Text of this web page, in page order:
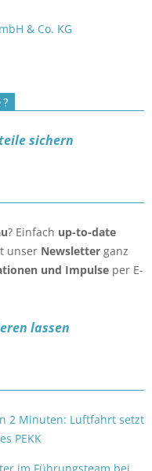
& Co. KG
?
sichern
? Einfach up-to-date
unser Newsletter ganz
und Impulse per E-
lassen
2 Minuten: Luftfahrt setzt
PEKK
im Führungsteam bei